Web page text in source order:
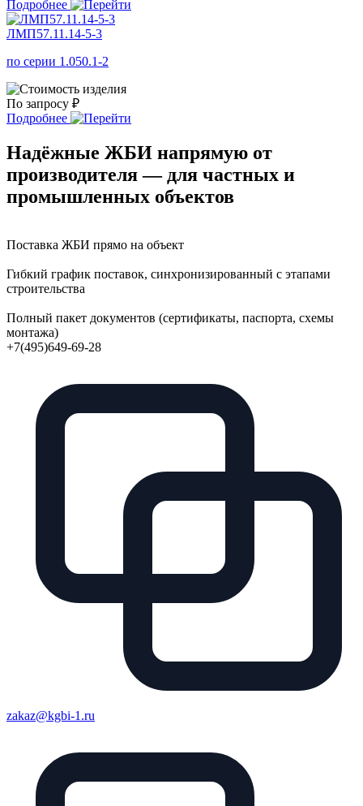
Подробнее
ЛМП57.11.14-5-3
по серии 1.050.1-2
По запросу ₽
Подробнее
Надёжные ЖБИ напрямую от
производителя — для частных и
промышленных объектов
Поставка ЖБИ прямо на объект
Гибкий график поставок, синхронизированный с этапами
строительства
Полный пакет документов (сертификаты, паспорта, схемы
монтажа)
+7(495)649-69-28
zakaz@kgbi-1.ru